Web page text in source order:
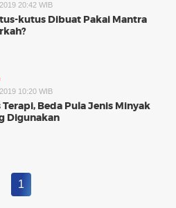
20:42 WIB
kutus Dibuat Pakai Mantra
10:20 WIB
Terapi, Beda Pula Jenis Minyak
Digunakan
1